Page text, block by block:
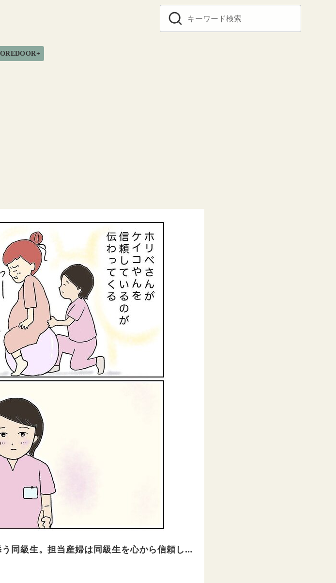
同級生。担当産婦は同級生を心から信頼し…